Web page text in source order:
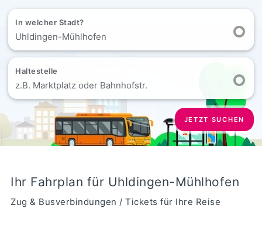
In welcher Stadt?
Uhldingen-Mühlhofen
Haltestelle
z.B. Marktplatz oder Bahnhofstr.
JETZT SUCHEN
Ihr Fahrplan für Uhldingen-Mühlhofen
Zug & Busverbindungen / Tickets für Ihre Reise